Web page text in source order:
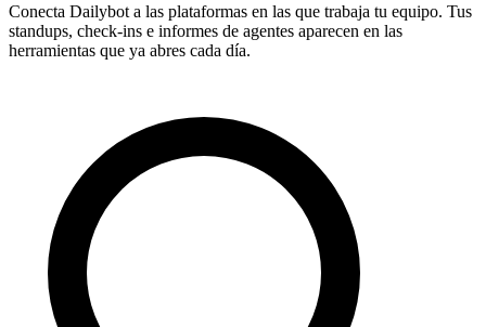
Conecta Dailybot a las plataformas en las que trabaja tu equipo. Tus
standups, check-ins e informes de agentes aparecen en las
herramientas que ya abres cada día.